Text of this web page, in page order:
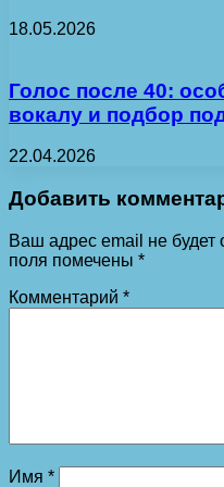
18.05.2026
Голос после 40:
вокалу и подбор
22.04.2026
Добавить
Ваш адрес email не будет
поля помечены *
Комментарий *
Имя *